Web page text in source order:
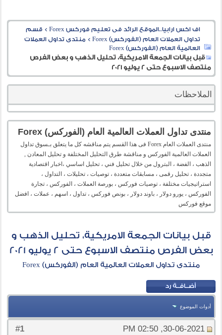
اف اكس ارابيا..الموقع الرائد فى تعليم فوركس Forex > قسم
تداول العملات العام (الفوركس) Forex
> منتدى تداول العملات
العالمية العام (الفوركس) Forex
قبل بيانات الجمعة الامريكية، تحليل الذهب و بعض الفرص
منتصف الاسبوع حتى 2 يوليو 2021
الملاحظات
منتدى تداول العملات العالمية العام (الفوركس) Forex
منتدى العملات العام Forex فى هذا القسم يتم مناقشه كل ما يتعلق بـسوق تداول
العملات العالمية الفوركس و مناقشة طرق التحليل المختلفة و تحليل المعادن ,
الذهب ، الفضة ، البترول من خلال تحليل فني ، تحليل اساسي ،اخبار اقتصادية
متجددة ، تحليل رقمى ، مسابقات متعددة ، توصيات ، تحليلات ، التداول ،
استراتيجيات مختلفة ، توصيات فوركس ، بورصة العملات ، الفوركس ، تجارة
الفوركس ، يورو دولار ، باوند دولار ، بونص فوركس ، تداول ، اسهم ، عملات ، افضل
موقع فوركس
قبل بيانات الجمعة الامريكية، تحليل الذهب و
بعض الفرص منتصف الاسبوع حتى 2 يوليو 2021
منتدى تداول العملات العالمية العام (الفوركس) Forex
أدوات الموضوع
#
1 30-06-2021, 02:50 PM